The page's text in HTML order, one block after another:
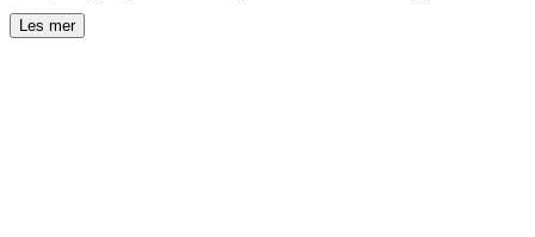
Les mer
ved å åpne